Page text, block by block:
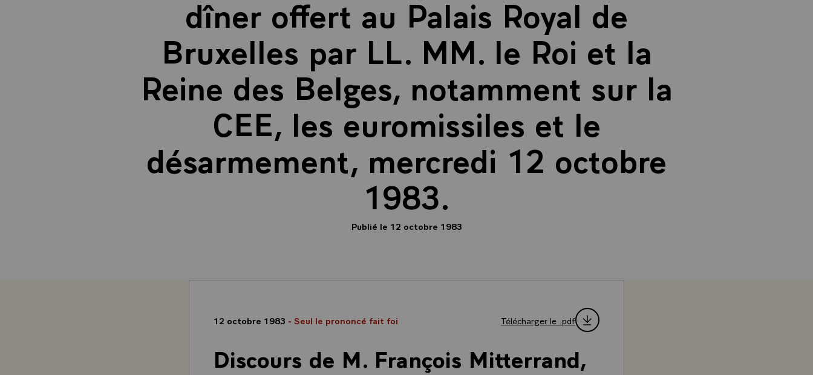
dîner offert au Palais Royal de
Bruxelles par LL. MM. le Roi et la
Reine des Belges, notamment sur la
CEE, les euromissiles et le
désarmement, mercredi 12 octobre
1983.
Publié le 12 octobre 1983
12 octobre 1983 - Seul le prononcé fait foi Télécharger le .pdf
Discours de M. François Mitterrand,